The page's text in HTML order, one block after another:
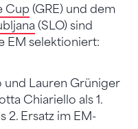
Cup (GRE) und dem
(SLO) sind
EM selektioniert:
und Lauren Grüniger
Chiariello als 1.
2. Ersatz im EM-